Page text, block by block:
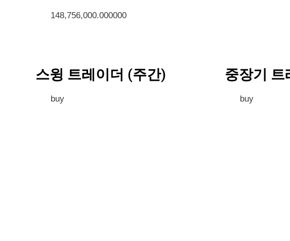
148,756,000.000000
스윙 트레이더 (주간)
buy
중장기 트
buy